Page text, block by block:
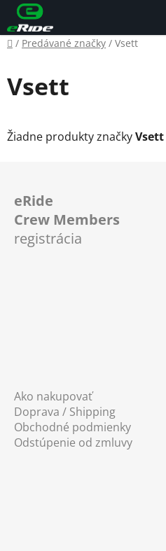
Prejsť
na
obsah
Domov
/ Predávané značky / Vsett
Vsett
Žiadne produkty značkyVsett
eRide
Crew Members
registrácia
Ako nakupovať
Doprava / Shipping
Obchodné podmienky
Odstúpenie od zmluvy